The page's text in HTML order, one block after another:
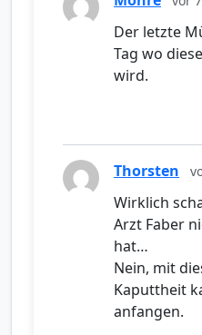
Der letzte
Tag wo
wird.
Thorsten
Wirklich
Arzt Faber
hat…
Nein, mit
Kaputtheit
anfangen.